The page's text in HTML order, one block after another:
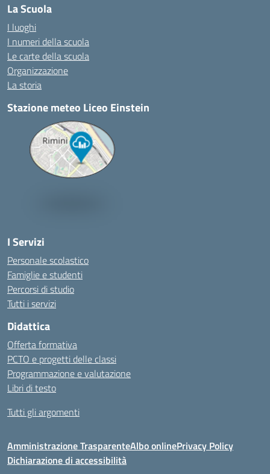
La Scuola
I luoghi
I numeri della scuola
Le carte della scuola
Organizzazione
La storia
Stazione meteo Liceo Einstein
I Servizi
Personale scolastico
Famiglie e studenti
Percorsi di studio
Tutti i servizi
Didattica
Offerta formativa
PCTO e progetti delle classi
Programmazione e valutazione
Libri di testo
Tutti gli argomenti
Amministrazione TrasparenteAlbo onlinePrivacy Policy
Dichiarazione di accessibilità